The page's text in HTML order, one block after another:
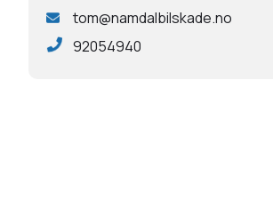
tom@namdalbilskade.no
92054940